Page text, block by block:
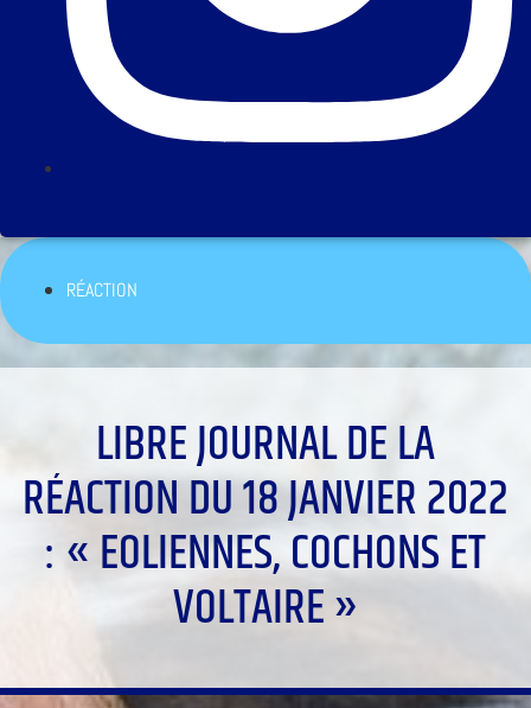
RÉACTION
LIBRE JOURNAL DE LA
RÉACTION DU 18 JANVIER 2022
: « EOLIENNES, COCHONS ET
VOLTAIRE »